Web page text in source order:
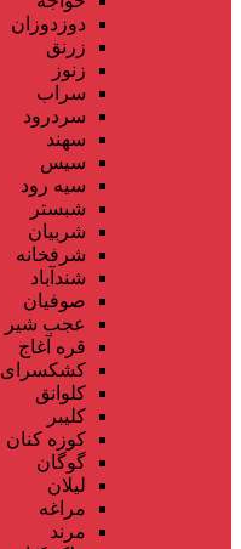
دوزدوزان
زرنق
زنوز
سراب
سردرود
سهند
سیس
سیه رود
شبستر
شربیان
شرفخانه
شندآباد
صوفیان
عجب شیر
قره آغاج
کشکسرای
کلوانق
کلیبر
کوزه کنان
گوگان
لیلان
مراغه
مرند